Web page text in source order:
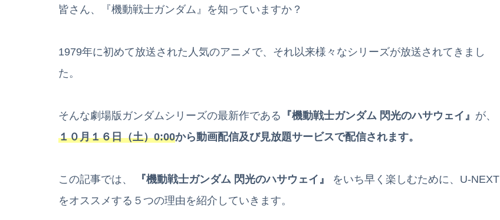
皆さん、『機動戦士ガンダム』を知っていますか？
1979年に初めて放送された人気のアニメで、それ以来様々なシリーズが放送されてきまし
た。
そんな劇場版ガンダムシリーズの最新作である 『機動戦士ガンダム 閃光のハサウェイ』 が、
１０月１６日（土）0:00から動画配信及び見放題サービスで配信されます。
この記事では、 『機動戦士ガンダム 閃光のハサウェイ』
をいち早く楽しむために、U-NEXT
をオススメする５つの理由を紹介していきます。